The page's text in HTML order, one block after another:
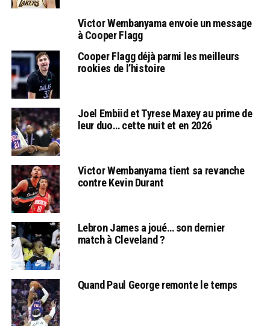
Victor Wembanyama envoie un message
à Cooper Flagg
Cooper Flagg déjà parmi les meilleurs
rookies de l’histoire
Joel Embiid et Tyrese Maxey au prime de
leur duo… cette nuit et en 2026
Victor Wembanyama tient sa revanche
contre Kevin Durant
Lebron James a joué… son dernier
match à Cleveland ?
Quand Paul George remonte le temps